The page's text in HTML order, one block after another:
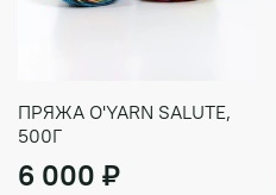
ПРЯЖА O'YARN SALUTE,
500Г
6 000 ₽